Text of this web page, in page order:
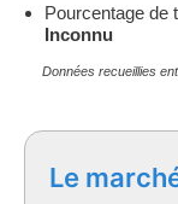
Pourcentage de
Inconnu
Données recueillies
Le